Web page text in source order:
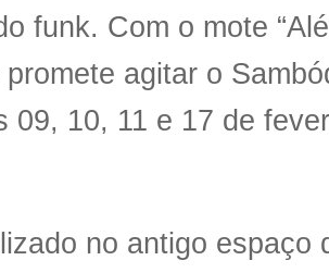
funk. Com o mote
agitar o
09, 10, 11 e 17 de
no antigo espaço